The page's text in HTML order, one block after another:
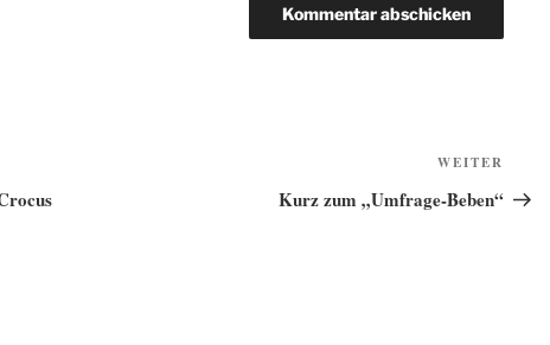
Beitrag
WEITER
Kurz zum „Umfrage-Beben“